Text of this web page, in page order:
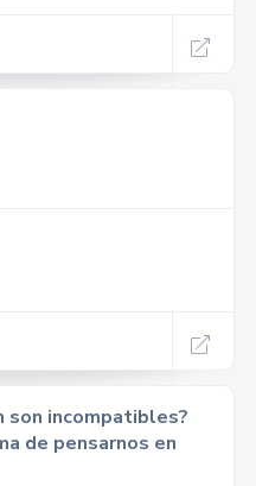
son incompatibles?
de pensarnos en